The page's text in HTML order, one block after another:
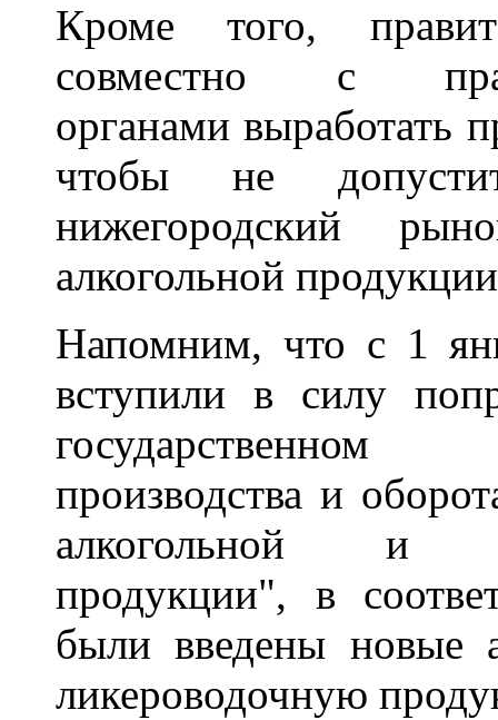
Кроме того,
совместно с
органами выработать
чтобы не
нижегородский
алкогольной
Напомним, что с 1
вступили в силу
производства и
алкогольной и
продукции", в
были введены новые
ликероводочную